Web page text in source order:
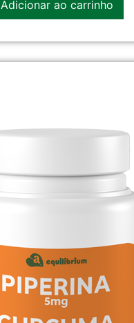
Adicionar ao carrinho